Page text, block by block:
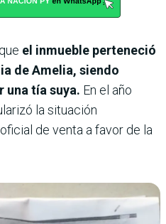
el inmueble perteneció
de Amelia, siendo
una tía suya. En el año
la situación
de venta a favor de la